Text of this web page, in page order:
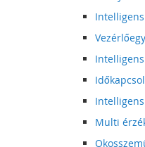
Multi